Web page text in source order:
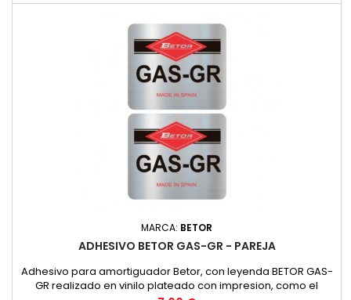
MARCA: BETOR
ADHESIVO BETOR GAS-GR - PAREJA
Adhesivo para amortiguador Betor, con leyenda BETOR GAS-
GR realizado en vinilo plateado con impresion, como el